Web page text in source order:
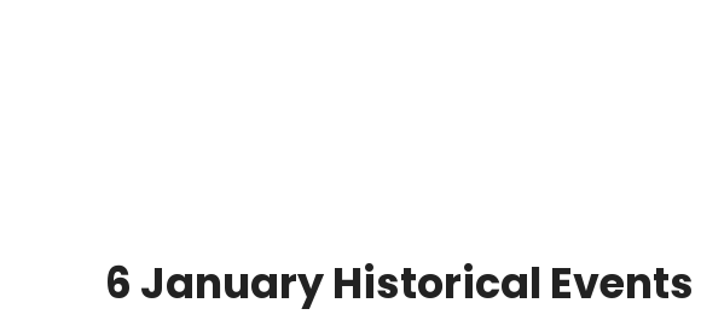
6 January Historical